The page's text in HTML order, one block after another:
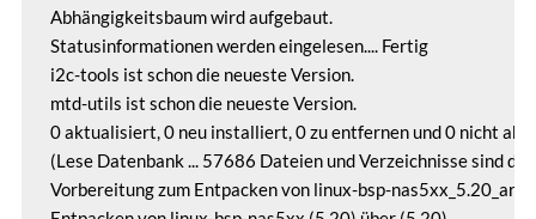
Abhängigkeitsbaum wird aufgebaut.
Statusinformationen werden eingelesen.... Fertig
i2c-tools ist schon die neueste Version.
mtd-utils ist schon die neueste Version.
0 aktualisiert, 0 neu installiert, 0 zu entfernen und 0 nicht
(Lese Datenbank ... 57686 Dateien und Verzeichnisse sind
Vorbereitung zum Entpacken von linux-bsp-